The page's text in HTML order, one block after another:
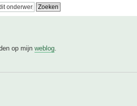
op mijn weblog.